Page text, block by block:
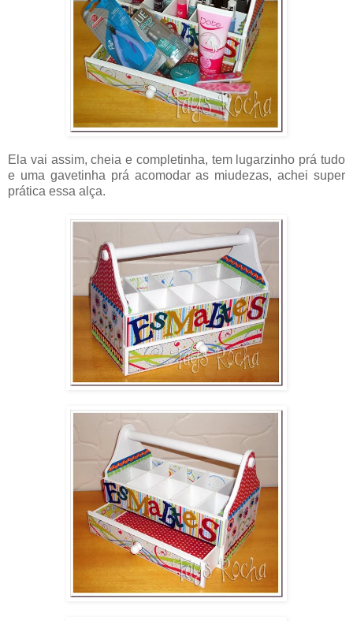
Ela vai assim, cheia e completinha, tem lugarzinho prá tudo
e uma gavetinha prá acomodar as miudezas, achei super
prática essa alça.